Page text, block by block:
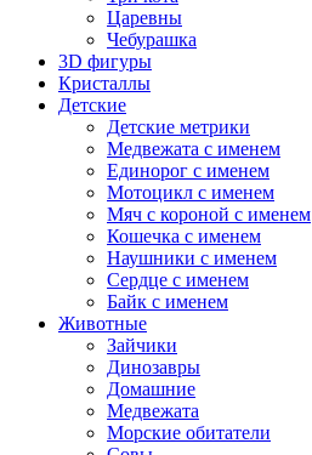
Царевны
Чебурашка
3D фигуры
Кристаллы
Детские
Детские метрики
Медвежата с именем
Единорог с именем
Мотоцикл с именем
Мяч с короной с именем
Кошечка с именем
Наушники с именем
Сердце с именем
Байк с именем
Животные
Зайчики
Динозавры
Домашние
Медвежата
Морские обитатели